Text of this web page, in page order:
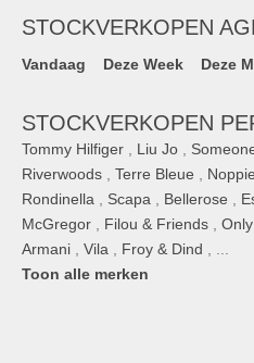
STOCKVERKOPEN
Vandaag Deze Week Deze
STOCKVERKOPEN
Tommy Hilfiger Liu Jo
Riverwoods
Terre Bleue
Rondinella
Scapa Bellerose
McGregor
Filou & Friends Only
Armani
Vila Froy & Dind
Toon alle merken